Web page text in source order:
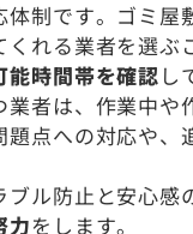
制です。ゴミ
れる業者を選ぶ
能時間帯を確認 し
者は、作業中
点への対応や、
ル防止と安心
力をします。